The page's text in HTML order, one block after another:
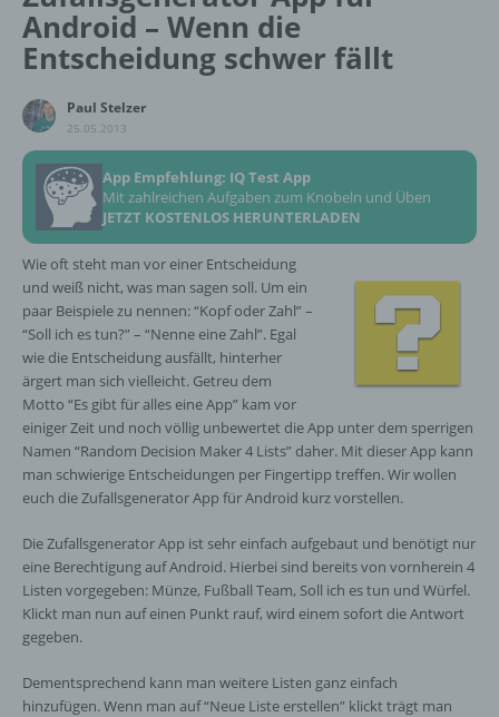
Android – Wenn die
Entscheidung schwer fällt
Paul Stelzer
25.05.2013
App Empfehlung: IQ Test App
Mit zahlreichen Aufgaben zum Knobeln und Üben
JETZT KOSTENLOS HERUNTERLADEN
Wie oft steht man vor einer Entscheidung
und weiß nicht, was man sagen soll. Um ein
paar Beispiele zu nennen: “Kopf oder Zahl” –
“Soll ich es tun?” – “Nenne eine Zahl”. Egal
wie die Entscheidung ausfällt, hinterher
ärgert man sich vielleicht. Getreu dem
Motto “Es gibt für alles eine App” kam vor
einiger Zeit und noch völlig unbewertet die App unter dem sperrigen
Namen “Random Decision Maker 4 Lists” daher. Mit dieser App kann
man schwierige Entscheidungen per Fingertipp treffen. Wir wollen
euch die Zufallsgenerator App für Android kurz vorstellen.
Die Zufallsgenerator App ist sehr einfach aufgebaut und benötigt nur
eine Berechtigung auf Android. Hierbei sind bereits von vornherein 4
Listen vorgegeben: Münze, Fußball Team, Soll ich es tun und Würfel.
Klickt man nun auf einen Punkt rauf, wird einem sofort die Antwort
gegeben.
Dementsprechend kann man weitere Listen ganz einfach
hinzufügen. Wenn man auf “Neue Liste erstellen” klickt trägt man